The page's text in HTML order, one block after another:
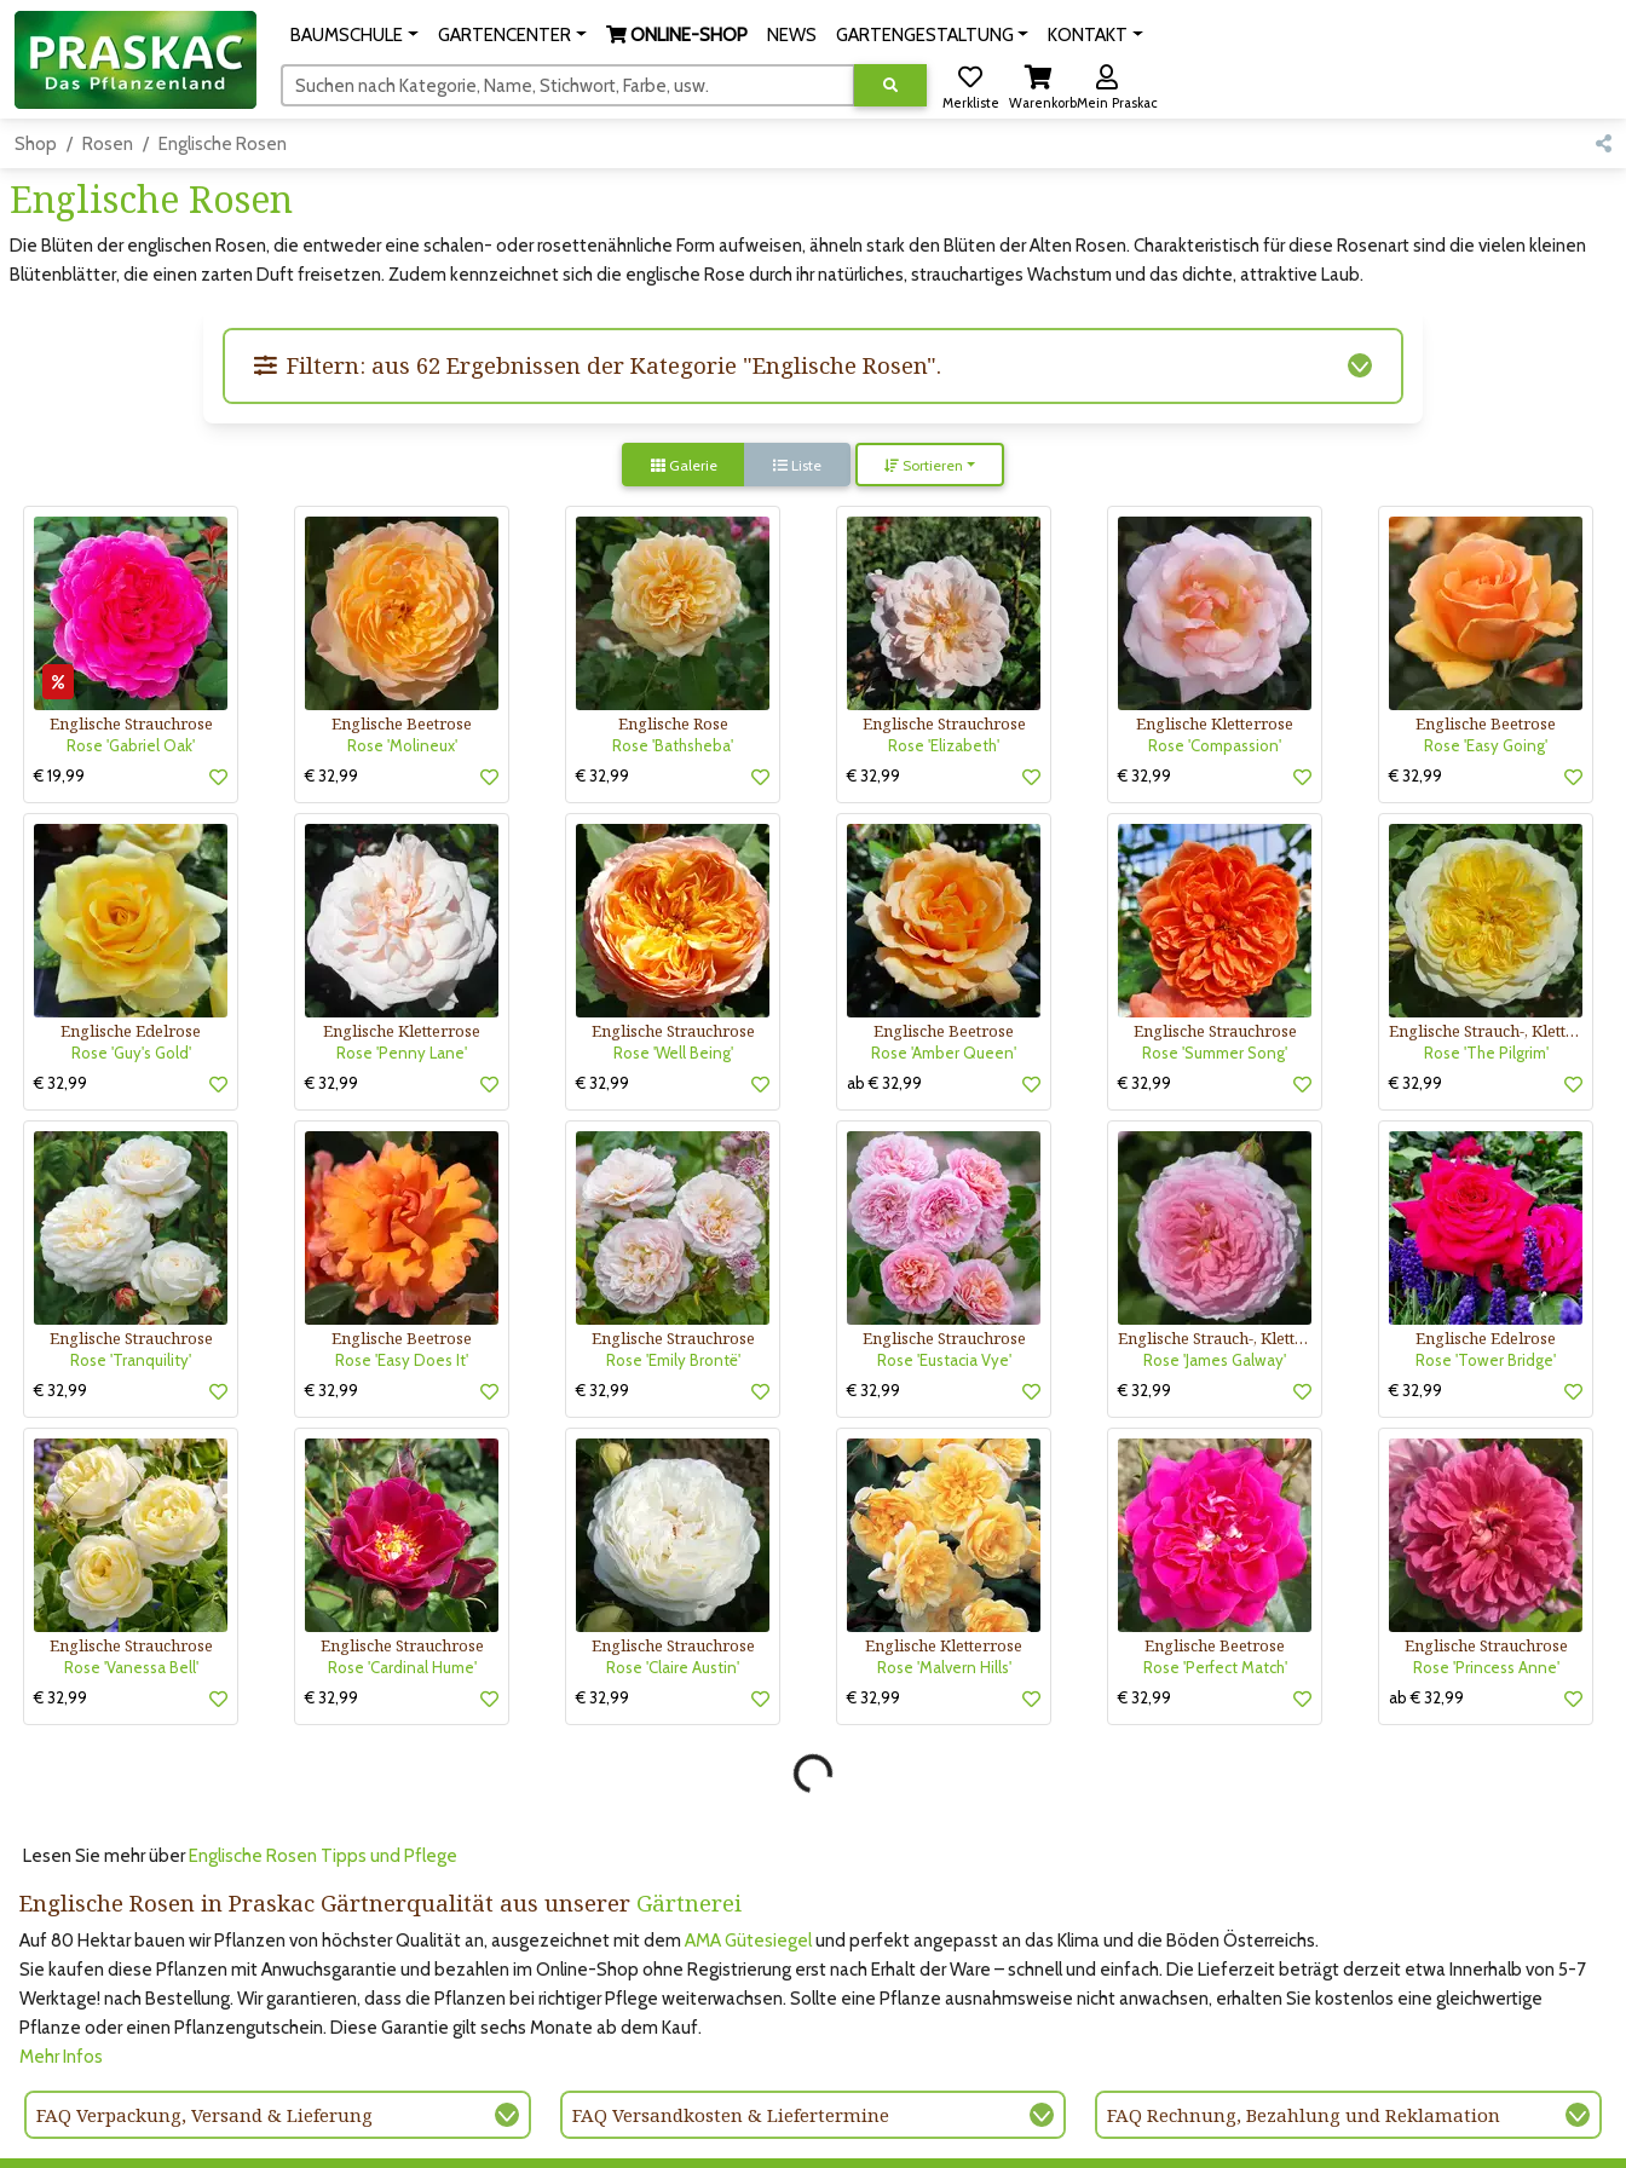
BAUMSCHULE GARTENCENTER ONLINE-SHOP NEWS GARTENGESTALTUNG KONTAKT
Suchen nach Kategorie, Name, Stichwort, Farbe, usw.
Merkliste WarenkorbMein Praskac
Shop Rosen Englische Rosen
Englische Rosen
Die Blüten der englischen Rosen, die entweder eine schalen- oder rosettenähnliche Form aufweisen, ähneln stark den Blüten der Alten Rosen. Charakteristisch für diese Rosenart sind die vielen kleinen
Blütenblätter, die einen zarten Duft freisetzen. Zudem kennzeichnet sich die englische Rose durch ihr natürliches, strauchartiges Wachstum und das dichte, attraktive Laub.
Filtern: aus 62 Ergebnissen der Kategorie "Englische Rosen".
Galerie Liste Sortieren
Englische Strauchrose
Rose 'Gabriel Oak'
€ 19,99
Englische Beetrose
Rose 'Molineux'
€ 32,99
Englische Rose
Rose 'Bathsheba'
€ 32,99
Englische Strauchrose
Rose 'Elizabeth'
€ 32,99
Englische Kletterrose
Rose 'Compassion'
€ 32,99
Englische Beetrose
Rose 'Easy Going'
€ 32,99
Englische Edelrose
Rose 'Guy's Gold'
€ 32,99
Englische Kletterrose
Rose 'Penny Lane'
€ 32,99
Englische Strauchrose
Rose 'Well Being'
€ 32,99
Englische Beetrose
Rose 'Amber Queen'
ab € 32,99
Englische Strauchrose
Rose 'Summer Song'
€ 32,99
Englische Strauch-, Kletterrose
Rose 'The Pilgrim'
€ 32,99
Englische Strauchrose
Rose 'Tranquility'
€ 32,99
Englische Beetrose
Rose 'Easy Does It'
€ 32,99
Englische Strauchrose
Rose 'Emily Brontë'
€ 32,99
Englische Strauchrose
Rose 'Eustacia Vye'
€ 32,99
Englische Strauch-, Kletterrose
Rose 'James Galway'
€ 32,99
Englische Edelrose
Rose 'Tower Bridge'
€ 32,99
Englische Strauchrose
Rose 'Vanessa Bell'
€ 32,99
Englische Strauchrose
Rose 'Cardinal Hume'
€ 32,99
Englische Strauchrose
Rose 'Claire Austin'
€ 32,99
Englische Kletterrose
Rose 'Malvern Hills'
€ 32,99
Englische Beetrose
Rose 'Perfect Match'
€ 32,99
Englische Strauchrose
Rose 'Princess Anne'
ab € 32,99
Lesen Sie mehr überEnglische Rosen Tipps und Pflege
Englische Rosen in Praskac Gärtnerqualität aus unserer Gärtnerei
Auf 80 Hektar bauen wir Pflanzen von höchster Qualität an, ausgezeichnet mit dem AMA Gütesiegelund perfekt angepasst an das Klima und die Böden Österreichs.
Sie kaufen diese Pflanzen mit Anwuchsgarantie und bezahlen im Online-Shop ohne Registrierung erst nach Erhalt der Ware – schnell und einfach. Die Lieferzeit beträgt derzeit etwa Innerhalb von 5-7
Werktage! nach Bestellung. Wir garantieren, dass die Pflanzen bei richtiger Pflege weiterwachsen. Sollte eine Pflanze ausnahmsweise nicht anwachsen, erhalten Sie kostenlos eine gleichwertige
Pflanze oder einen Pflanzengutschein. Diese Garantie gilt sechs Monate ab dem Kauf.
Mehr Infos
FAQ Verpackung, Versand & Lieferung FAQ Versandkosten & Liefertermine FAQ Rechnung, Bezahlung und Reklamation